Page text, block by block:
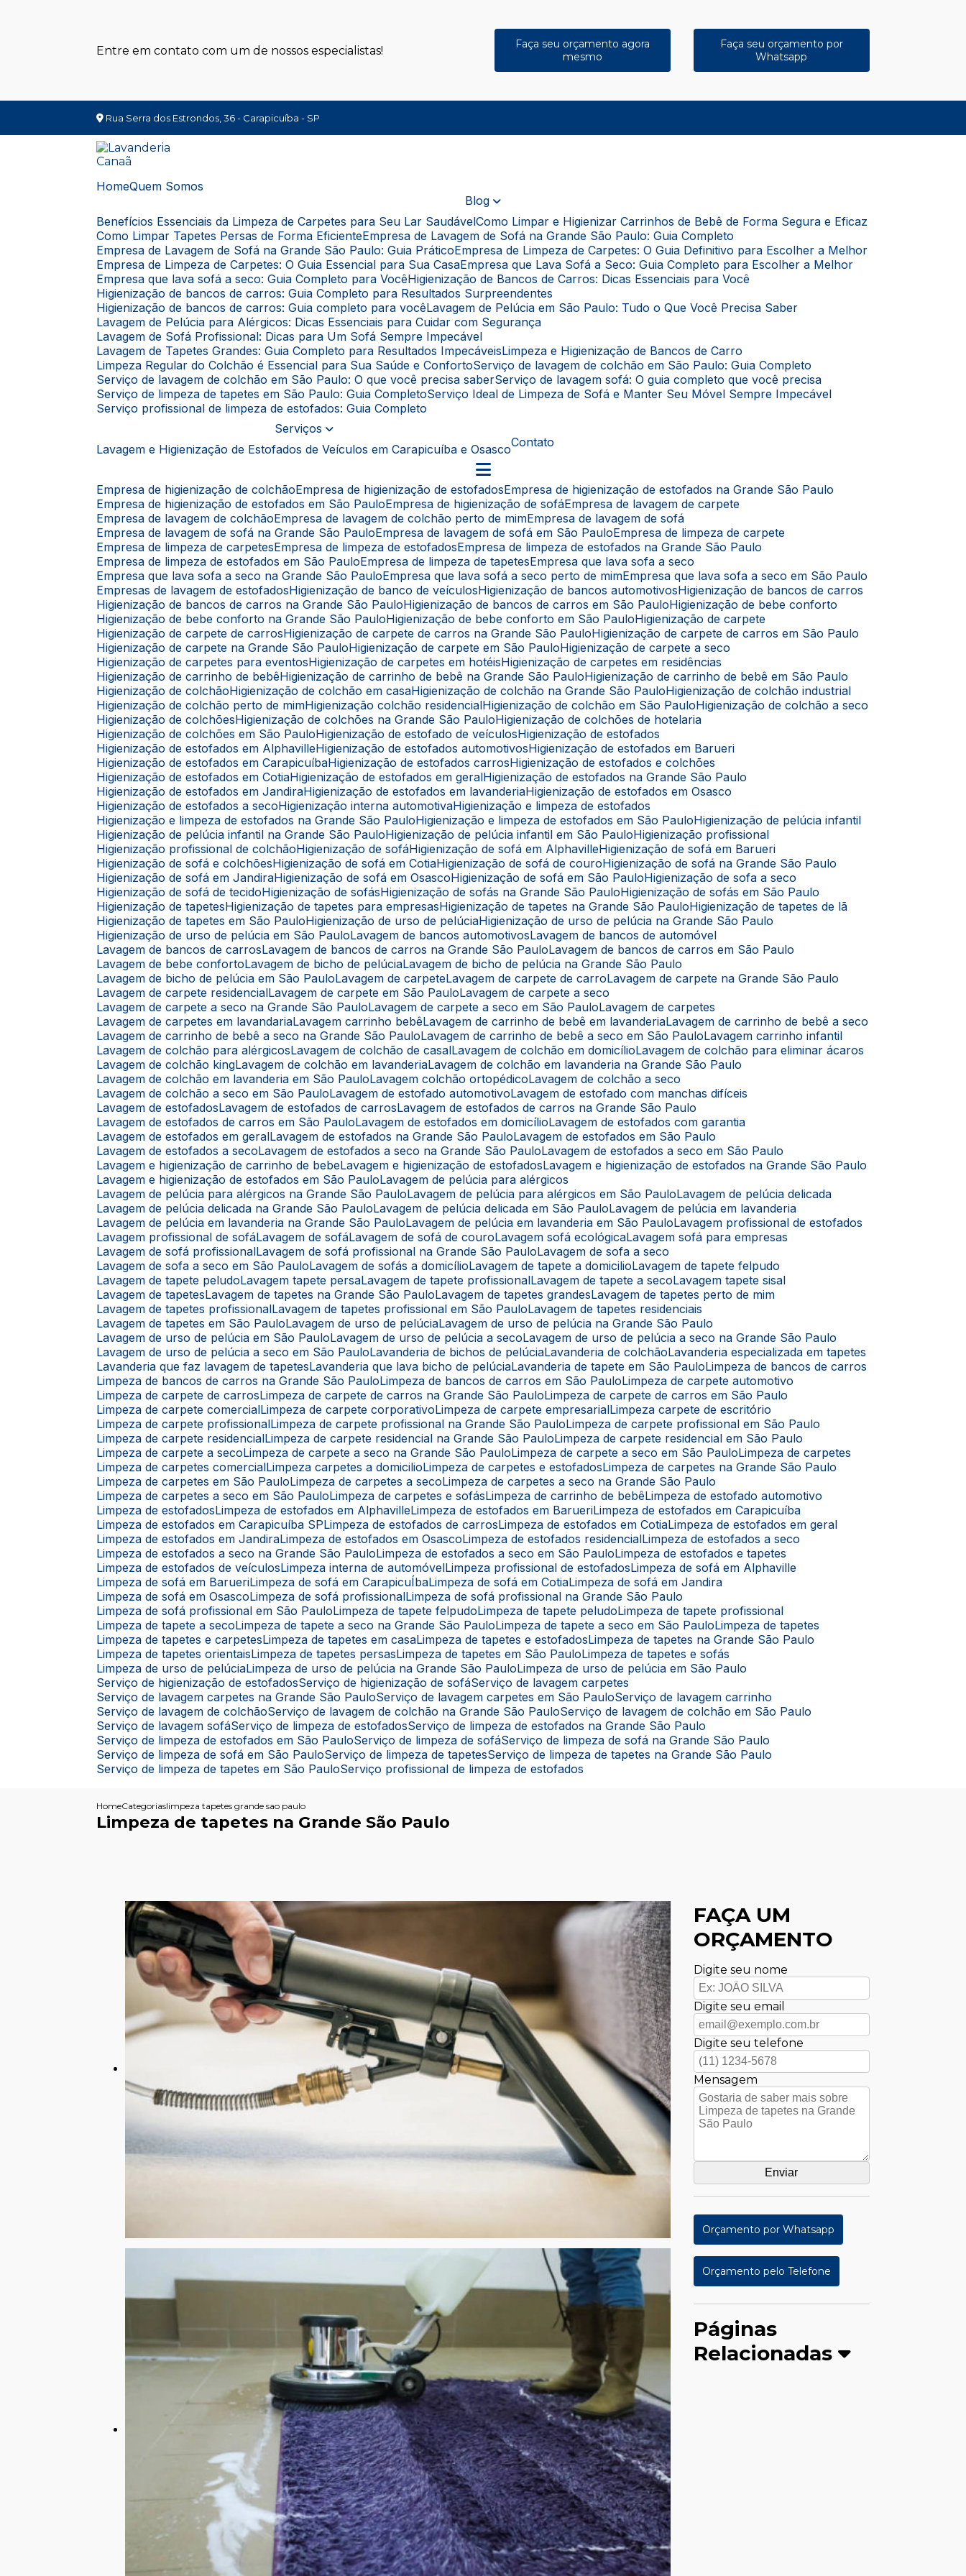
Entre em contato com um de nossos especialistas!
Faça seu orçamento agora
mesmo
Faça seu orçamento por
Whatsapp
Rua Serra dos Estrondos, 36 - Carapicuíba - SP
Home
Quem Somos
Blog
Benefícios Essenciais da Limpeza de Carpetes para Seu Lar Saudável Como Limpar e Higienizar Carrinhos de Bebê de Forma Segura e Eficaz
Como Limpar Tapetes Persas de Forma Eficiente Empresa de Lavagem de Sofá na Grande São Paulo: Guia Completo
Empresa de Lavagem de Sofá na Grande São Paulo: Guia Prático Empresa de Limpeza de Carpetes: O Guia Definitivo para Escolher a Melhor
Empresa de Limpeza de Carpetes: O Guia Essencial para Sua Casa Empresa que Lava Sofá a Seco: Guia Completo para Escolher a Melhor
Empresa que lava sofá a seco: Guia Completo para Você
Higienização de Bancos de Carros: Dicas Essenciais para Você
Higienização de bancos de carros: Guia Completo para Resultados Surpreendentes
Higienização de bancos de carros: Guia completo para você Lavagem de Pelúcia em São Paulo: Tudo o Que Você Precisa Saber
Lavagem de Pelúcia para Alérgicos: Dicas Essenciais para Cuidar com Segurança
Lavagem de Sofá Profissional: Dicas para Um Sofá Sempre Impecável
Lavagem de Tapetes Grandes: Guia Completo para Resultados Impecáveis Limpeza e Higienização de Bancos de Carro
Limpeza Regular do Colchão é Essencial para Sua Saúde e Conforto
Serviço de lavagem de colchão em São Paulo: Guia Completo
Serviço de lavagem de colchão em São Paulo: O que você precisa saber Serviço de lavagem sofá: O guia completo que você precisa
Serviço de limpeza de tapetes em São Paulo: Guia Completo
Serviço Ideal de Limpeza de Sofá e Manter Seu Móvel Sempre Impecável
Serviço profissional de limpeza de estofados: Guia Completo
Serviços
Lavagem e Higienização de Estofados de Veículos em Carapicuíba e Osasco
Contato
Empresa de higienização de colchão Empresa de higienização de estofados Empresa de higienização de estofados na Grande São Paulo
Empresa de higienização de estofados em São Paulo Empresa de higienização de sofá Empresa de lavagem de carpete
Empresa de lavagem de colchão Empresa de lavagem de colchão perto de mim Empresa de lavagem de sofá
Empresa de lavagem de sofá na Grande São Paulo Empresa de lavagem de sofá em São Paulo Empresa de limpeza de carpete
Empresa de limpeza de carpetes Empresa de limpeza de estofados Empresa de limpeza de estofados na Grande São Paulo
Empresa de limpeza de estofados em São Paulo Empresa de limpeza de tapetes Empresa que lava sofa a seco
Empresa que lava sofa a seco na Grande São Paulo Empresa que lava sofá a seco perto de mim Empresa que lava sofa a seco em São Paulo
Empresas de lavagem de estofados
Higienização de banco de veículos Higienização de bancos automotivos
Higienização de bancos de carros
Higienização de bancos de carros na Grande São Paulo
Higienização de bancos de carros em São Paulo
Higienização de bebe conforto
Higienização de bebe conforto na Grande São Paulo
Higienização de bebe conforto em São Paulo
Higienização de carpete
Higienização de carpete de carros
Higienização de carpete de carros na Grande São Paulo
Higienização de carpete de carros em São Paulo
Higienização de carpete na Grande São Paulo
Higienização de carpete em São Paulo
Higienização de carpete a seco
Higienização de carpetes para eventos
Higienização de carpetes em hotéis
Higienização de carpetes em residências
Higienização de carrinho de bebê
Higienização de carrinho de bebê na Grande São Paulo
Higienização de carrinho de bebê em São Paulo
Higienização de colchão
Higienização de colchão em casa Higienização de colchão na Grande São Paulo
Higienização de colchão industrial
Higienização de colchão perto de mim
Higienização colchão residencial Higienização de colchão em São Paulo
Higienização de colchão a seco
Higienização de colchões
Higienização de colchões na Grande São Paulo
Higienização de colchões de hotelaria
Higienização de colchões em São Paulo
Higienização de estofado de veículos
Higienização de estofados
Higienização de estofados em Alphaville
Higienização de estofados automotivos
Higienização de estofados em Barueri
Higienização de estofados em Carapicuíba
Higienização de estofados carros
Higienização de estofados e colchões
Higienização de estofados em Cotia
Higienização de estofados em geral
Higienização de estofados na Grande São Paulo
Higienização de estofados em Jandira
Higienização de estofados em lavanderia
Higienização de estofados em Osasco
Higienização de estofados a seco
Higienização interna automotiva
Higienização e limpeza de estofados
Higienização e limpeza de estofados na Grande São Paulo
Higienização e limpeza de estofados em São Paulo
Higienização de pelúcia infantil
Higienização de pelúcia infantil na Grande São Paulo
Higienização de pelúcia infantil em São Paulo
Higienização profissional
Higienização profissional de colchão
Higienização de sofá Higienização de sofá em Alphaville
Higienização de sofá em Barueri
Higienização de sofá e colchões
Higienização de sofá em Cotia Higienização de sofá de couro
Higienização de sofá na Grande São Paulo
Higienização de sofá em Jandira
Higienização de sofá em Osasco Higienização de sofá em São Paulo
Higienização de sofa a seco
Higienização de sofá de tecido
Higienização de sofás Higienização de sofás na Grande São Paulo
Higienização de sofás em São Paulo
Higienização de tapetes
Higienização de tapetes para empresas Higienização de tapetes na Grande São Paulo
Higienização de tapetes de lã
Higienização de tapetes em São Paulo
Higienização de urso de pelúcia
Higienização de urso de pelúcia na Grande São Paulo
Higienização de urso de pelúcia em São Paulo Lavagem de bancos automotivos Lavagem de bancos de automóvel
Lavagem de bancos de carros Lavagem de bancos de carros na Grande São Paulo Lavagem de bancos de carros em São Paulo
Lavagem de bebe conforto Lavagem de bicho de pelúcia Lavagem de bicho de pelúcia na Grande São Paulo
Lavagem de bicho de pelúcia em São Paulo Lavagem de carpete Lavagem de carpete de carro Lavagem de carpete na Grande São Paulo
Lavagem de carpete residencial Lavagem de carpete em São Paulo Lavagem de carpete a seco
Lavagem de carpete a seco na Grande São Paulo Lavagem de carpete a seco em São Paulo Lavagem de carpetes
Lavagem de carpetes em lavandaria Lavagem carrinho bebê Lavagem de carrinho de bebê em lavanderia Lavagem de carrinho de bebê a seco
Lavagem de carrinho de bebê a seco na Grande São Paulo Lavagem de carrinho de bebê a seco em São Paulo Lavagem carrinho infantil
Lavagem de colchão para alérgicos Lavagem de colchão de casal Lavagem de colchão em domicílio Lavagem de colchão para eliminar ácaros
Lavagem de colchão king Lavagem de colchão em lavanderia Lavagem de colchão em lavanderia na Grande São Paulo
Lavagem de colchão em lavanderia em São Paulo Lavagem colchão ortopédico Lavagem de colchão a seco
Lavagem de colchão a seco em São Paulo Lavagem de estofado automotivo Lavagem de estofado com manchas difíceis
Lavagem de estofados Lavagem de estofados de carros Lavagem de estofados de carros na Grande São Paulo
Lavagem de estofados de carros em São Paulo Lavagem de estofados em domicílio Lavagem de estofados com garantia
Lavagem de estofados em geral Lavagem de estofados na Grande São Paulo Lavagem de estofados em São Paulo
Lavagem de estofados a seco Lavagem de estofados a seco na Grande São Paulo Lavagem de estofados a seco em São Paulo
Lavagem e higienização de carrinho de bebe Lavagem e higienização de estofados Lavagem e higienização de estofados na Grande São Paulo
Lavagem e higienização de estofados em São Paulo Lavagem de pelúcia para alérgicos
Lavagem de pelúcia para alérgicos na Grande São Paulo Lavagem de pelúcia para alérgicos em São Paulo Lavagem de pelúcia delicada
Lavagem de pelúcia delicada na Grande São Paulo Lavagem de pelúcia delicada em São Paulo Lavagem de pelúcia em lavanderia
Lavagem de pelúcia em lavanderia na Grande São Paulo Lavagem de pelúcia em lavanderia em São Paulo Lavagem profissional de estofados
Lavagem profissional de sofá Lavagem de sofá Lavagem de sofá de couro Lavagem sofá ecológica Lavagem sofá para empresas
Lavagem de sofá profissional Lavagem de sofá profissional na Grande São Paulo Lavagem de sofa a seco
Lavagem de sofa a seco em São Paulo Lavagem de sofás a domicílio Lavagem de tapete a domicilio Lavagem de tapete felpudo
Lavagem de tapete peludo Lavagem tapete persa Lavagem de tapete profissional Lavagem de tapete a seco Lavagem tapete sisal
Lavagem de tapetes Lavagem de tapetes na Grande São Paulo Lavagem de tapetes grandes Lavagem de tapetes perto de mim
Lavagem de tapetes profissional Lavagem de tapetes profissional em São Paulo Lavagem de tapetes residenciais
Lavagem de tapetes em São Paulo Lavagem de urso de pelúcia Lavagem de urso de pelúcia na Grande São Paulo
Lavagem de urso de pelúcia em São Paulo Lavagem de urso de pelúcia a seco Lavagem de urso de pelúcia a seco na Grande São Paulo
Lavagem de urso de pelúcia a seco em São Paulo Lavanderia de bichos de pelúcia Lavanderia de colchão Lavanderia especializada em tapetes
Lavanderia que faz lavagem de tapetes Lavanderia que lava bicho de pelúcia Lavanderia de tapete em São Paulo Limpeza de bancos de carros
Limpeza de bancos de carros na Grande São Paulo Limpeza de bancos de carros em São Paulo Limpeza de carpete automotivo
Limpeza de carpete de carros Limpeza de carpete de carros na Grande São Paulo Limpeza de carpete de carros em São Paulo
Limpeza de carpete comercial Limpeza de carpete corporativo Limpeza de carpete empresarial Limpeza carpete de escritório
Limpeza de carpete profissional Limpeza de carpete profissional na Grande São Paulo Limpeza de carpete profissional em São Paulo
Limpeza de carpete residencial Limpeza de carpete residencial na Grande São Paulo Limpeza de carpete residencial em São Paulo
Limpeza de carpete a seco Limpeza de carpete a seco na Grande São Paulo Limpeza de carpete a seco em São Paulo Limpeza de carpetes
Limpeza de carpetes comercial Limpeza carpetes a domicilio Limpeza de carpetes e estofados Limpeza de carpetes na Grande São Paulo
Limpeza de carpetes em São Paulo Limpeza de carpetes a seco Limpeza de carpetes a seco na Grande São Paulo
Limpeza de carpetes a seco em São Paulo Limpeza de carpetes e sofás Limpeza de carrinho de bebê Limpeza de estofado automotivo
Limpeza de estofados Limpeza de estofados em Alphaville Limpeza de estofados em Barueri Limpeza de estofados em Carapicuíba
Limpeza de estofados em Carapicuíba SP Limpeza de estofados de carros Limpeza de estofados em Cotia Limpeza de estofados em geral
Limpeza de estofados em Jandira Limpeza de estofados em Osasco Limpeza de estofados residencial Limpeza de estofados a seco
Limpeza de estofados a seco na Grande São Paulo Limpeza de estofados a seco em São Paulo Limpeza de estofados e tapetes
Limpeza de estofados de veículos Limpeza interna de automóvel Limpeza profissional de estofados Limpeza de sofá em Alphaville
Limpeza de sofá em Barueri Limpeza de sofá em CarapicuÍba Limpeza de sofá em Cotia Limpeza de sofá em Jandira
Limpeza de sofá em Osasco Limpeza de sofá profissional Limpeza de sofá profissional na Grande São Paulo
Limpeza de sofá profissional em São Paulo Limpeza de tapete felpudo Limpeza de tapete peludo Limpeza de tapete profissional
Limpeza de tapete a seco Limpeza de tapete a seco na Grande São Paulo Limpeza de tapete a seco em São Paulo Limpeza de tapetes
Limpeza de tapetes e carpetes Limpeza de tapetes em casa Limpeza de tapetes e estofados Limpeza de tapetes na Grande São Paulo
Limpeza de tapetes orientais Limpeza de tapetes persas Limpeza de tapetes em São Paulo Limpeza de tapetes e sofás
Limpeza de urso de pelúcia Limpeza de urso de pelúcia na Grande São Paulo Limpeza de urso de pelúcia em São Paulo
Serviço de higienização de estofados
Serviço de higienização de sofá Serviço de lavagem carpetes
Serviço de lavagem carpetes na Grande São Paulo
Serviço de lavagem carpetes em São Paulo
Serviço de lavagem carrinho
Serviço de lavagem de colchão
Serviço de lavagem de colchão na Grande São Paulo
Serviço de lavagem de colchão em São Paulo
Serviço de lavagem sofá Serviço de limpeza de estofados
Serviço de limpeza de estofados na Grande São Paulo
Serviço de limpeza de estofados em São Paulo
Serviço de limpeza de sofá Serviço de limpeza de sofá na Grande São Paulo
Serviço de limpeza de sofá em São Paulo
Serviço de limpeza de tapetes
Serviço de limpeza de tapetes na Grande São Paulo
Serviço de limpeza de tapetes em São Paulo
Serviço profissional de limpeza de estofados
HomeCategoriaslimpeza tapetes grande sao paulo
Limpeza de tapetes na Grande São Paulo
FAÇA UM
ORÇAMENTO
Digite seu nome
Digite seu email
Digite seu telefone
Mensagem
Orçamento por Whatsapp
Orçamento pelo Telefone
Páginas
Relacionadas